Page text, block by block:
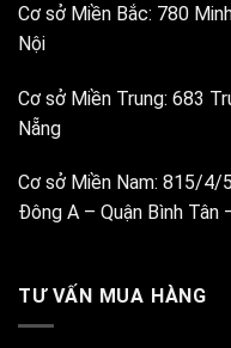
Cơ sở Miền Bắc: 780
Nội
Cơ sở Miền Trung: 683
Nẵng
Cơ sở Miền Nam: 815/4/
Đông A – Quận Bình Tân
TƯ VẤN MUA HÀNG